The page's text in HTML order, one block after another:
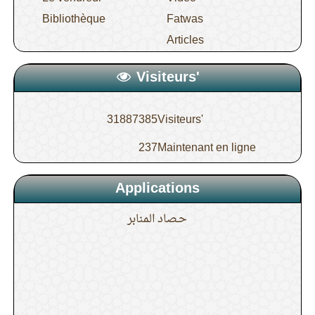
Fatwas
Bibliothèque
Articles
Visiteurs'
Visiteurs'
31887385
Maintenant en ligne
237
Applications
حـصاد المنابر